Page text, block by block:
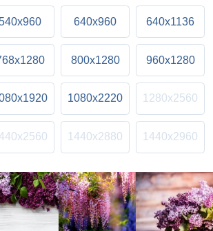
640x960 640x1136
800x1280 960x1280
1080x2220 1280x2560
1440x2880 1440x2960